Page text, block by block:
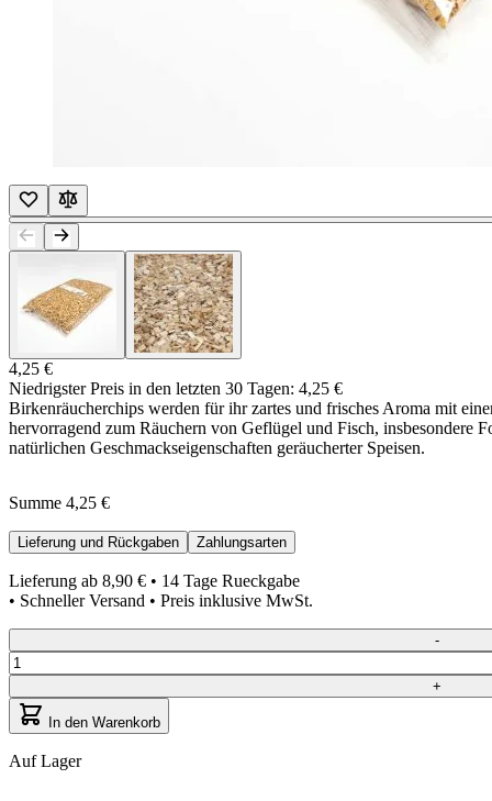
4,25 €
Niedrigster Preis in den letzten 30 Tagen: 4,25 €
Birkenräucherchips werden für ihr zartes und frisches Aroma mit
hervorragend zum Räuchern von Geflügel und Fisch, insbesondere
natürlichen Geschmackseigenschaften geräucherter Speisen.
Summe 4,25 €
Lieferung und Rückgaben Zahlungsarten
Lieferung ab 8,90 € • 14 Tage Rueckgabe
• Schneller Versand • Preis inklusive MwSt.
Quantity
-
+
In den Warenkorb
Auf Lager